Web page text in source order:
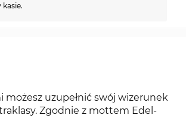
kasie.
możesz uzupełnić swój wizerunek
Zgodnie z mottem Edel-